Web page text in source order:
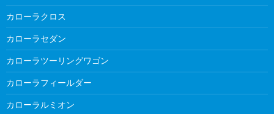
カローラクロス
カローラセダン
カローラツーリングワゴン
カローラフィールダー
カローラルミオン